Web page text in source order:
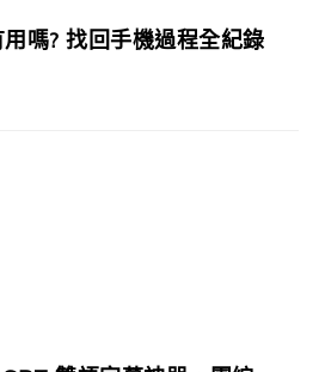
嗎? 找回手機過程全紀錄